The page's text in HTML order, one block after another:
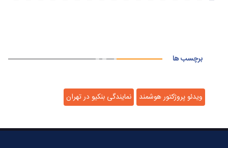
برچسب ها
ویدئو پروژکتور هوشمند نمایندگی بنکیو در تهران